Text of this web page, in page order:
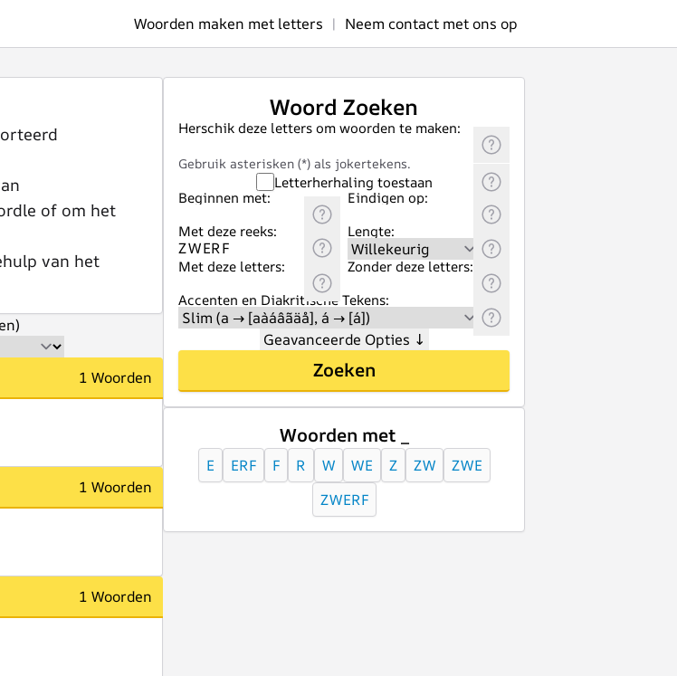
Woorden maken met letters | Neem contact met ons op
of om het
van het
1 Woorden
1 Woorden
1 Woorden
Woord Zoeken
Herschik deze letters om woorden te maken:
Gebruik asterisken (*) als jokertekens.
Letterherhaling toestaan
Beginnen met:
Eindigen op:
Met deze reeks:
Lengte:
Met deze letters:
Zonder deze letters:
Accenten en Diakritische Tekens:
Geavanceerde Opties ↓
Zoeken
Woorden met _
E ERF F R W WE Z ZW
ZWE
ZWERF